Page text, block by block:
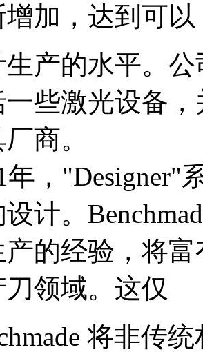
加，达到可以
生产的水平。
些激光设备
商。
"Designer"
计。
产的经验，将
领域。这仅
将非传